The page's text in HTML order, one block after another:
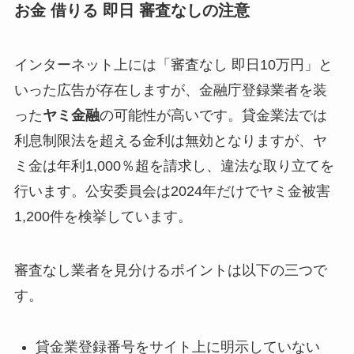
お金 借りる 即日 審査なしの注意
インターネット上には「審査なし 即日10万円」と
いった広告が存在しますが、金融庁登録業者を装
ったヤミ金融の可能性が高いです。貸金業法では
利息制限法を超える金利は無効となりますが、ヤ
ミ金は年利1,000％超を請求し、違法な取り立てを
行います。公安委員会は2024年だけでヤミ金被害
1,200件を検挙しています。
審査なし業者を見分けるポイントは以下の三つで
す。
貸金業登録番号をサイト上に明示していない